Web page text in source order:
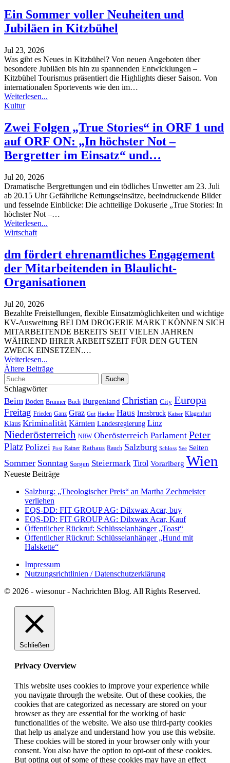
Ein Sommer voller Neuheiten und
Jubiläen in Kitzbühel
Jul 23, 2026
Was gibt es Neues in Kitzbühel? Von neuen Angeboten über
besondere Jubiläen bis hin zu spannenden Entwicklungen –
Kitzbühel Tourismus präsentiert die Highlights dieser Saison. Von
internationalen Sportevents wie den im…
Weiterlesen...
Kultur
Zwei Folgen „True Stories“ in ORF 1 und
auf ORF ON: „In höchster Not –
Bergretter im Einsatz“ und…
Jul 20, 2026
Dramatische Bergrettungen und ein tödliches Unwetter am 23. Juli
ab 20.15 UhrGefährliche Rettungseinsätze, beeindruckende Bilder
und fesselnde Einblicke: Die achtteilige Dokuserie „True Stories: In
höchster Not –…
Weiterlesen...
Wirtschaft
dm fördert ehrenamtliches Engagement
der Mitarbeitenden in Blaulicht-
Organisationen
Jul 20, 2026
Bezahlte Freistellungen, flexible Einsatzmöglichkeiten und wichtige
KV-Ausweitung BEI DM DROGERIE MARKT KÖNNEN SICH
MITARBEITENDE BEREITS SEIT VIELEN JAHREN
WÄHREND IHRER ARBEITSZEIT FÜR DEN GUTEN
ZWECK EINSETZEN.…
Weiterlesen...
Ältere Beiträge
Schlagwörter
Beim Boden Brunner Buch Burgenland Christian City Europa
Freitag Frieden Ganz Graz Gut Hacker Haus Innsbruck Kaiser Klagenfurt
Klaus Kriminalität Kärnten Landesregierung Linz
Niederösterreich NRW Oberösterreich Parlament Peter
Platz Polizei Post Rainer Rathaus Rauch Salzburg Schloss See Seiten
Sommer Sonntag Sorgen Steiermark Tirol Vorarlberg Wien
Neueste Beiträge
Salzburg: „Theologischer Preis“ an Martha Zechmeister
verliehen
EQS-DD: FIT GROUP AG: Dilxwax Acar, buy
EQS-DD: FIT GROUP AG: Dilxwax Acar, Kauf
Öffentlicher Rückruf: Schlüsselanhänger „Toast“
Öffentlicher Rückruf: Schlüsselanhänger „Hund mit
Halskette“
Impressum
Nutzungsrichtlinien / Datenschutzerklärung
© 2026 - wiesonur - Nachrichten Blog. All Rights Reserved.
Schließen
Privacy Overview
This website uses cookies to improve your experience while
you navigate through the website. Out of these cookies, the
cookies that are categorized as necessary are stored on your
browser as they are essential for the working of basic
functionalities of the website. We also use third-party cookies
that help us analyze and understand how you use this website.
These cookies will be stored in your browser only with your
consent. You also have the option to opt-out of these cookies.
But opting out of some of these cookies may have an effect